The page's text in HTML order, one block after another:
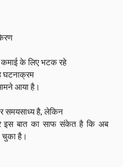
के लिए भटक रहे
घटनाक्रम
आया है।
समयसाध्य है, लेकिन
इस बात का साफ संकेत है कि अब
चुका है।